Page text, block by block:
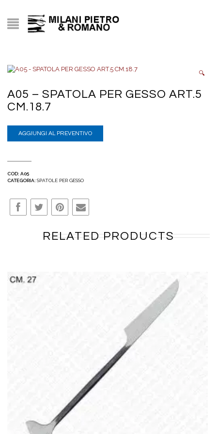
🔍
A05 – SPATOLA PER GESSO ART.5
CM.18.7
AGGIUNGI AL PREVENTIVO
COD: A05
CATEGORIA: SPATOLE PER GESSO
RELATED PRODUCTS